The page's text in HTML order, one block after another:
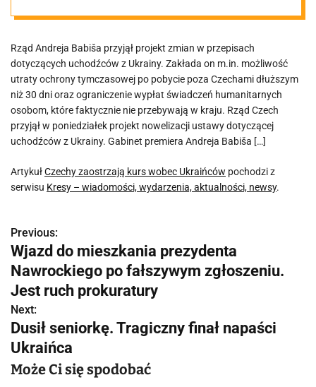
Rząd Andreja Babiša przyjął projekt zmian w przepisach
dotyczących uchodźców z Ukrainy. Zakłada on m.in. możliwość
utraty ochrony tymczasowej po pobycie poza Czechami dłuższym
niż 30 dni oraz ograniczenie wypłat świadczeń humanitarnych
osobom, które faktycznie nie przebywają w kraju. Rząd Czech
przyjął w poniedziałek projekt nowelizacji ustawy dotyczącej
uchodźców z Ukrainy. Gabinet premiera Andreja Babiša […]
ArtykułCzechy zaostrzają kurs wobec Ukraińców pochodzi z
serwisu Kresy – wiadomości, wydarzenia, aktualności, newsy.
N
a
w
i
g
a
Previous:
Wjazd do mieszkania prezydenta
Nawrockiego po fałszywym zgłoszeniu.
Jest ruch prokuratury
Next:
Dusił seniorkę. Tragiczny finał napaści
Ukraińca
Może Ci się spodobać